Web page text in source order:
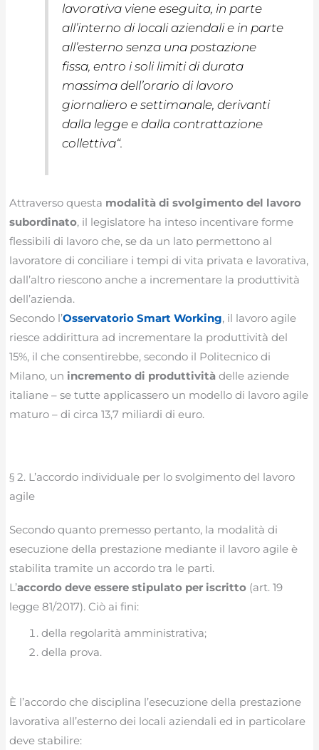
lavorativa viene eseguita, in parte
all’interno di locali aziendali e in parte
all’esterno senza una postazione
fissa, entro i soli limiti di durata
massima dell’orario di lavoro
giornaliero e settimanale, derivanti
dalla legge e dalla contrattazione
collettiva“.
Attraverso questa modalità di svolgimento del lavoro
subordinato, il legislatore ha inteso incentivare forme
flessibili di lavoro che, se da un lato permettono al
lavoratore di conciliare i tempi di vita privata e lavorativa,
dall’altro riescono anche a incrementare la produttività
dell’azienda.
Secondo l’Osservatorio Smart Working, il lavoro agile
riesce addirittura ad incrementare la produttività del
15%, il che consentirebbe, secondo il Politecnico di
Milano, un incremento di produttività delle aziende
italiane – se tutte applicassero un modello di lavoro agile
maturo – di circa 13,7 miliardi di euro.
§ 2. L’accordo individuale per lo svolgimento del lavoro
agile
Secondo quanto premesso pertanto, la modalità di
esecuzione della prestazione mediante il lavoro agile è
stabilita tramite un accordo tra le parti.
L’accordo deve essere stipulato per iscritto (art. 19
legge 81/2017). Ciò ai fini:
della regolarità amministrativa;
della prova.
È l’accordo che disciplina l’esecuzione della prestazione
lavorativa all’esterno dei locali aziendali ed in particolare
deve stabilire: